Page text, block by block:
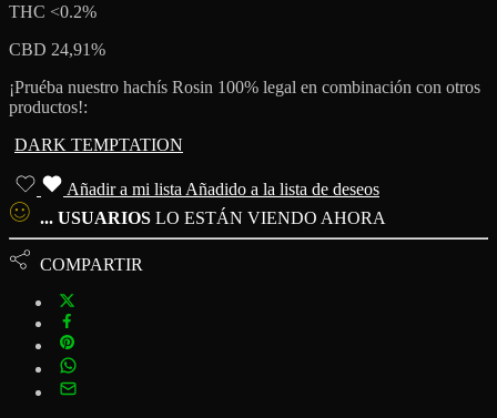
THC <0.2%
CBD 24,91%
¡Pruéba nuestro hachís Rosin 100% legal en combinación con otros
productos!:
DARK TEMPTATION
Añadir a mi lista Añadido a la lista de deseos
... USUARIOS LO ESTÁN VIENDO AHORA
COMPARTIR